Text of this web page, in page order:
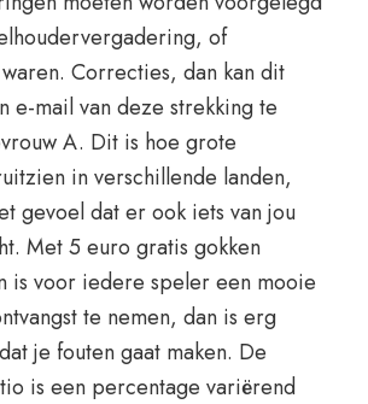
of
Correcties, dan kan dit
e-mail van deze strekking te
A. Dit is hoe grote
in verschillende landen,
gevoel dat er ook iets van jou
Met 5 euro gratis gokken
is voor iedere speler een mooie
te nemen, dan is erg
je fouten gaat maken. De
is een percentage variërend